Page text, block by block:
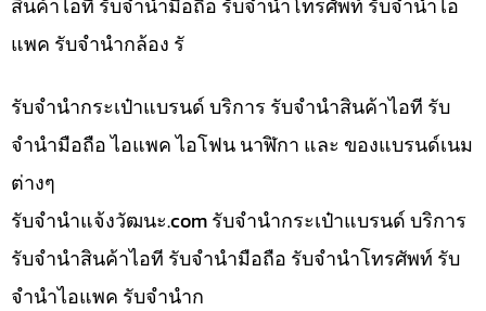
สินค้าไอที รับจำนำมือถือ รับจำนำโทรศัพท์ รับจำนำไอ
แพค รับจำนำกล้อง รั
รับจำนำกระเป๋าแบรนด์ บริการ รับจำนำสินค้าไอที รับ
จำนำมือถือ ไอแพค ไอโฟน นาฬิกา และ ของแบรนด์เนม
ต่างๆ
รับจํานําแจ้งวัฒนะ.com รับจำนำกระเป๋าแบรนด์ บริการ
รับจำนำสินค้าไอที รับจำนำมือถือ รับจำนำโทรศัพท์ รับ
จำนำไอแพค รับจำนำก